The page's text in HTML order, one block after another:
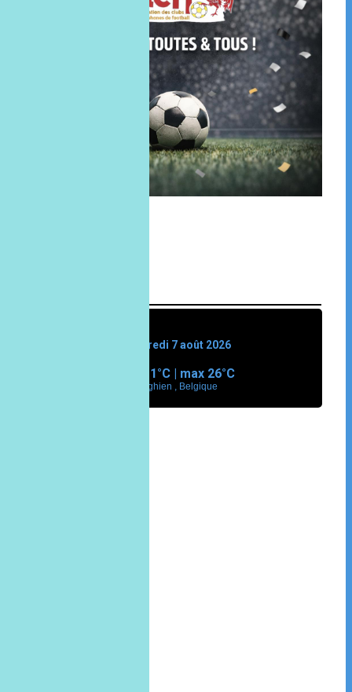
vendredi 7 août 2026
11°C | max 26°C
Enghien , Belgique